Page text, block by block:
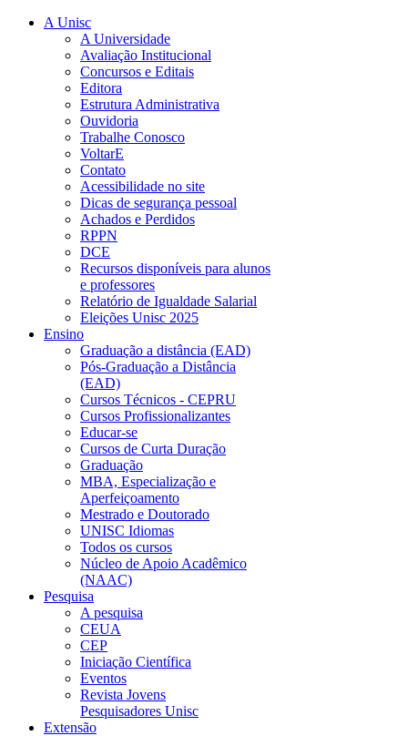
A Unisc
A Universidade
Avaliação Institucional
Concursos e Editais
Editora
Estrutura Administrativa
Ouvidoria
Trabalhe Conosco
VoltarE
Contato
Acessibilidade no site
Dicas de segurança pessoal
Achados e Perdidos
RPPN
DCE
Recursos disponíveis para alunos
e professores
Relatório de Igualdade Salarial
Eleições Unisc 2025
Ensino
Graduação a distância (EAD)
Pós-Graduação a Distância
(EAD)
Cursos Técnicos - CEPRU
Cursos Profissionalizantes
Educar-se
Cursos de Curta Duração
Graduação
MBA, Especialização e
Aperfeiçoamento
Mestrado e Doutorado
UNISC Idiomas
Todos os cursos
Núcleo de Apoio Acadêmico
(NAAC)
Pesquisa
A pesquisa
CEUA
CEP
Iniciação Científica
Eventos
Revista Jovens
Pesquisadores Unisc
Extensão